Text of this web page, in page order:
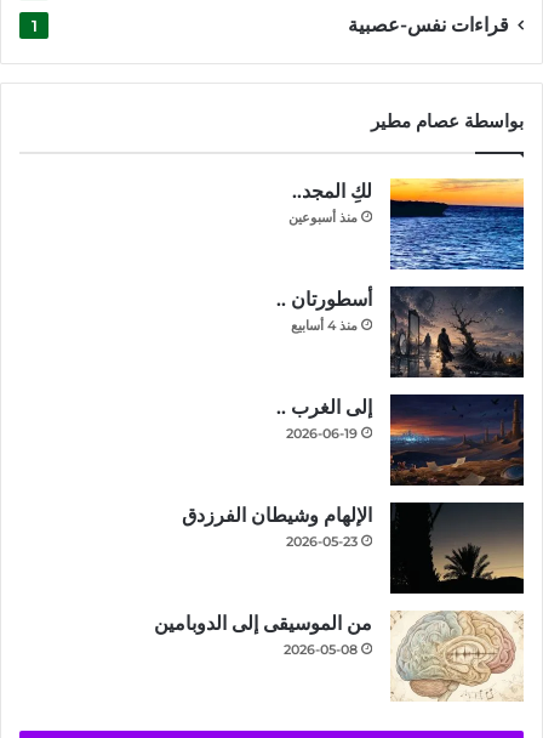
قراءات نفس-عصبية 1
بواسطة عصام مطير
لكِ المجد..
منذ أسبوعين
أسطورتان ..
منذ 4 أسابيع
إلى الغرب ..
2026-06-19
الإلهام وشيطان الفرزدق
2026-05-23
من الموسيقى إلى الدوبامين
2026-05-08